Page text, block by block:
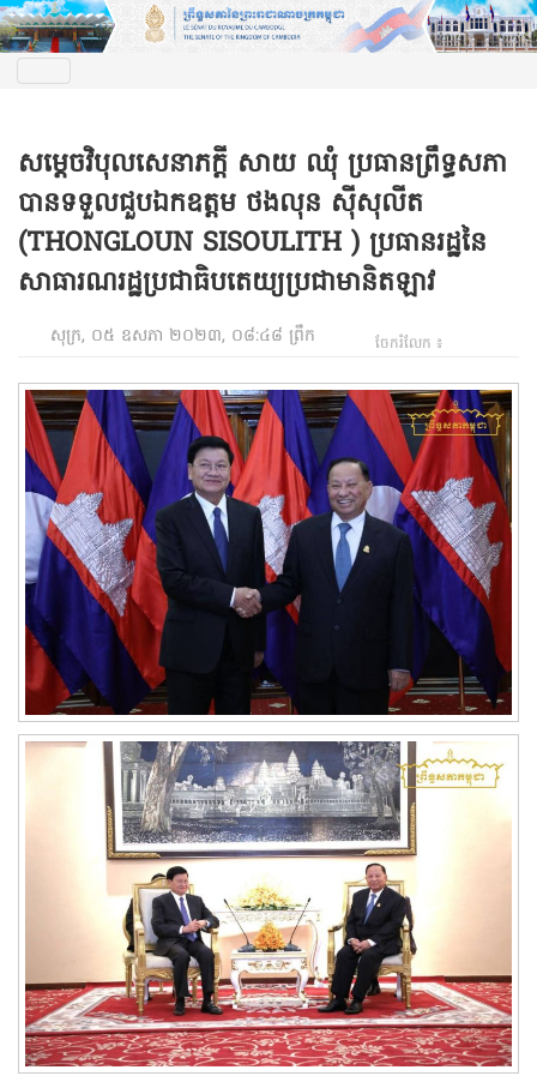
សម្តេចវិបុលសេនាភក្តី សាយ ឈុំ ប្រធានព្រឹទ្ធសភា
បានទទួលជួបឯកឧត្តម ថងលុន ស៊ីសុលីត
(THONGLOUN SISOULITH ) ប្រធានរដ្ឋនៃ
សាធារណរដ្ឋប្រជាធិបតេយ្យប្រជាមានិតឡាវ
សុក្រ, ០៥ ឧសភា ២០២៣, ០៨:៤៨ ព្រឹក ចែករំលែក ៖